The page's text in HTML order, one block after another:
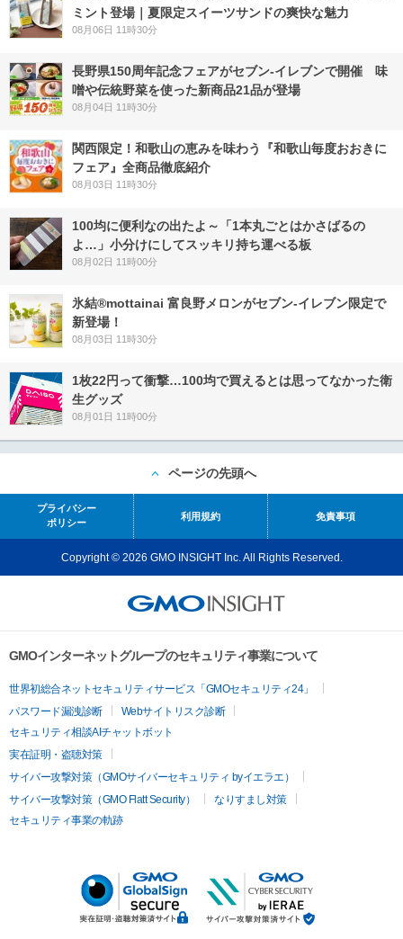
ミント登場｜夏限定スイーツサンドの爽快な魅力
08月06日 11時30分
長野県150周年記念フェアがセブン-イレブンで開催 味
噌や伝統野菜を使った新商品21品が登場
08月04日 11時30分
関西限定！和歌山の恵みを味わう『和歌山毎度おおきに
フェア』全商品徹底紹介
08月03日 11時30分
100均に便利なの出たよ～「1本丸ごとはかさばるの
よ…」小分けにしてスッキリ持ち運べる板
08月02日 11時00分
氷結®mottainai 富良野メロンがセブン‐イレブン限定で
新登場！
08月03日 11時30分
1枚22円って衝撃…100均で買えるとは思ってなかった衛
生グッズ
08月01日 11時00分
ページの先頭へ
プライバシー
ポリシー
利用規約 免責事項
Copyright © 2026 GMO INSIGHT Inc. All Rights Reserved.
GMOインターネットグループのセキュリティ事業について
世界初総合ネットセキュリティサービス「GMOセキュリティ24」
パスワード漏洩診断
Webサイトリスク診断
セキュリティ相談AIチャットボット
実在証明・盗聴対策
サイバー攻撃対策（GMOサイバーセキュリティ byイエラエ）
サイバー攻撃対策（GMO Flatt Security）
なりすまし対策
セキュリティ事業の軌跡